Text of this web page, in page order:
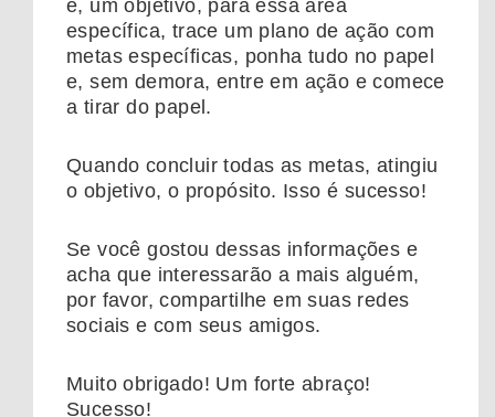
é, um objetivo, para essa área
específica, trace um plano de ação com
metas específicas, ponha tudo no papel
e, sem demora, entre em ação e comece
a tirar do papel.
Quando concluir todas as metas, atingiu
o objetivo, o propósito. Isso é sucesso!
Se você gostou dessas informações e
acha que interessarão a mais alguém,
por favor, compartilhe em suas redes
sociais e com seus amigos.
Muito obrigado! Um forte abraço!
Sucesso!